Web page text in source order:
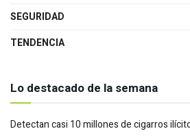
SEGURIDAD
TENDENCIA
Lo destacado de la semana
Detectan casi 10 millones de cigarros